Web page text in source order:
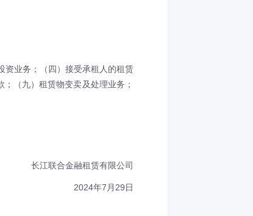
资业务；（四）接受承租人的租赁
（九）租赁物变卖及处理业务；
长江联合金融租赁有限公司
2024年7月29日